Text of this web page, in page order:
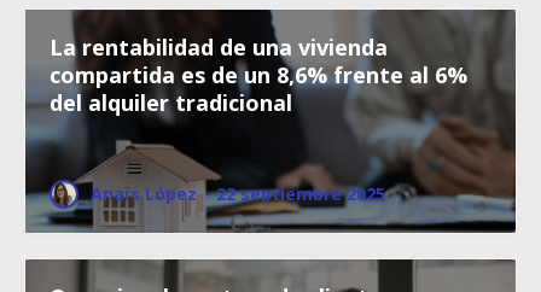
La rentabilidad de una vivienda
compartida es de un 8,6% frente al 6%
del alquiler tradicional
Anaïs López · 22 septiembre 2025